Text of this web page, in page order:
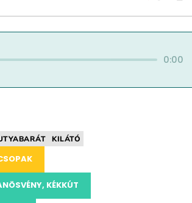
0:00
KILÁTÓ
KÉKKÚT